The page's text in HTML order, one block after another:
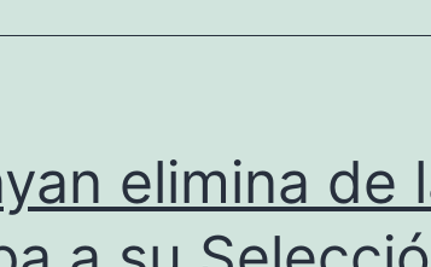
viajes
elimina de